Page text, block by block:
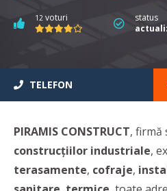
12 voturi
status
TELEFON
PIRAMIS CONSTRUCT, firmă
construcțiilor industriale,
terasamente, cofraje,